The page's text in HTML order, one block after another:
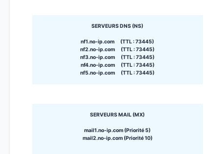
SERVEURS DNS (NS)
nf1.no-ip.com (TTL : 73445)
nf2.no-ip.com (TTL : 73445)
nf3.no-ip.com (TTL : 73445)
nf4.no-ip.com (TTL : 73445)
nf5.no-ip.com (TTL : 73445)
SERVEURS MAIL (MX)
mail1.no-ip.com (Priorité 5)
mail2.no-ip.com (Priorité 10)